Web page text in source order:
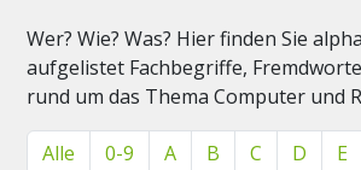
Wer? Wie? Was? Hier finden Sie
aufgelistet Fachbegriffe,
rund um das Thema Computer und
Alle 0-9 A B C D E